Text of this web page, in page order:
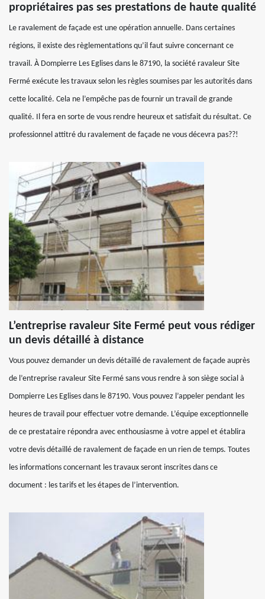
propriétaires pas ses prestations de haute qualité
Le ravalement de façade est une opération annuelle. Dans certaines
régions, il existe des règlementations qu’il faut suivre concernant ce
travail. À Dompierre Les Eglises dans le 87190, la société ravaleur Site
Fermé exécute les travaux selon les règles soumises par les autorités dans
cette localité. Cela ne l’empêche pas de fournir un travail de grande
qualité. Il fera en sorte de vous rendre heureux et satisfait du résultat. Ce
professionnel attitré du ravalement de façade ne vous décevra pas??!
L’entreprise ravaleur Site Fermé peut vous rédiger
un devis détaillé à distance
Vous pouvez demander un devis détaillé de ravalement de façade auprès
de l’entreprise ravaleur Site Fermé sans vous rendre à son siège social à
Dompierre Les Eglises dans le 87190. Vous pouvez l’appeler pendant les
heures de travail pour effectuer votre demande. L’équipe exceptionnelle
de ce prestataire répondra avec enthousiasme à votre appel et établira
votre devis détaillé de ravalement de façade en un rien de temps. Toutes
les informations concernant les travaux seront inscrites dans ce
document : les tarifs et les étapes de l’intervention.